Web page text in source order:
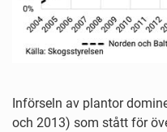
Införseln av plantor
och 2013) som stått för